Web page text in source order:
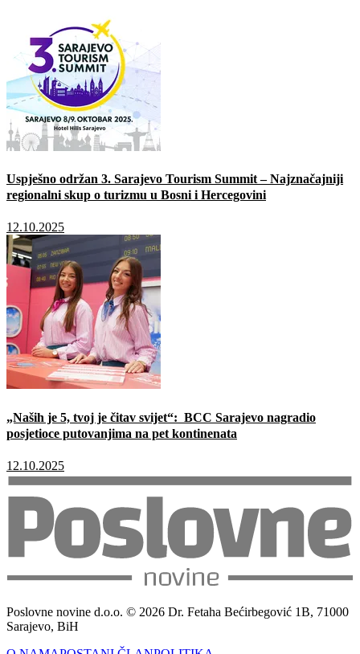
Uspješno održan 3. Sarajevo Tourism Summit – Najznačajniji
regionalni skup o turizmu u Bosni i Hercegovini
12.10.2025
„Naših je 5, tvoj je čitav svijet“: BCC Sarajevo nagradio
posjetioce putovanjima na pet kontinenata
12.10.2025
Poslovne novine d.o.o. © 2026 Dr. Fetaha Bećirbegović 1B, 71000
Sarajevo, BiH